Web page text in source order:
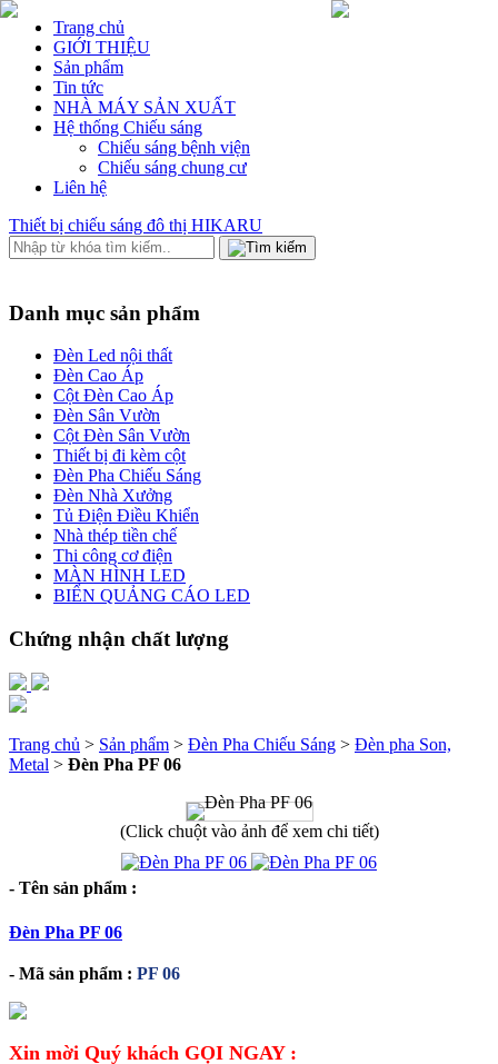
Trang chủ
GIỚI THIỆU
Sản phẩm
Tin tức
NHÀ MÁY SẢN XUẤT
Hệ thống Chiếu sáng
Chiếu sáng bệnh viện
Chiếu sáng chung cư
Liên hệ
Thiết bị chiếu sáng đô thị HIKARU
Danh mục sản phẩm
Đèn Led nội thất
Đèn Cao Áp
Cột Đèn Cao Áp
Đèn Sân Vườn
Cột Đèn Sân Vườn
Thiết bị đi kèm cột
Đèn Pha Chiếu Sáng
Đèn Nhà Xưởng
Tủ Điện Điều Khiển
Nhà thép tiền chế
Thi công cơ điện
MÀN HÌNH LED
BIỂN QUẢNG CÁO LED
Chứng nhận chất lượng
Trang chủ > Sản phẩm > Đèn Pha Chiếu Sáng > Đèn pha Son,
Metal > Đèn Pha PF 06
(Click chuột vào ảnh để xem chi tiết)
- Tên sản phẩm :
Đèn Pha PF 06
- Mã sản phẩm : PF 06
Xin mời Quý khách GỌI NGAY :